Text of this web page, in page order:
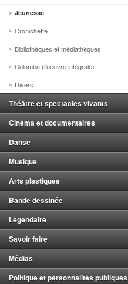
Jeunesse
Cronichette
Bibliothèques et médiathèques
Colomba (l'oeuvre intégrale)
Divers
Théâtre et spectacles vivants
Cinéma et documentaires
Danse
Musique
Arts plastiques
Bande dessinée
Légendaire
Savoir faire
Médias
Politique et personnalités publiques